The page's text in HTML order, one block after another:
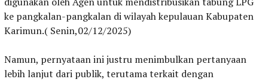
ke pangkalan-pangkalan di wilayah kepulauan Kabupaten
Karimun.( Senin,02/12/2025)
‎Namun, pernyataan ini justru menimbulkan pertanyaan
lebih lanjut dari publik, terutama terkait dengan